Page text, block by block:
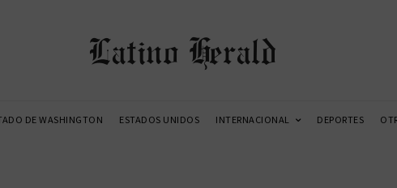
Latino Herald
DE WASHINGTON ESTADOS UNIDOS INTERNACIONAL DEPORTES